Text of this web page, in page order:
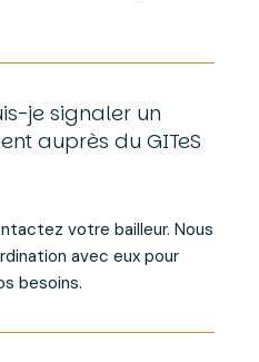
je signaler un
auprès du GITeS
votre bailleur. Nous
avec eux pour
besoins.